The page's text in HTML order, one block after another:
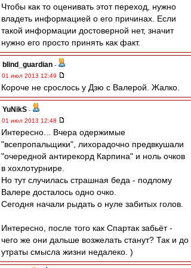
Чтобы как то оценивать этот переход, нужно
владеть информацией о его причинах. Если
такой информации достоверной нет, значит
нужно его просто принять как факт.
blind_guardian -
01 июл 2013 12:49
Короче не срослось у Дзю с Валерой. Жалко.
YuNikS -
01 июл 2013 12:48
Интересно... Вчера одержимые
"всепропальщики", лихорадочно предвкушали
"очередной антирекорд Карпина" и ноль очков
в хохлотурнире.
Но тут случилась страшная беда - подлому
Валере досталось одно очко.
Сегодня начали рыдать о нуле забитых голов.
Интересно, после того как Спартак забьёт -
чего же они дальше возжелать станут? Так и до
утраты смысла жизни недалеко. )